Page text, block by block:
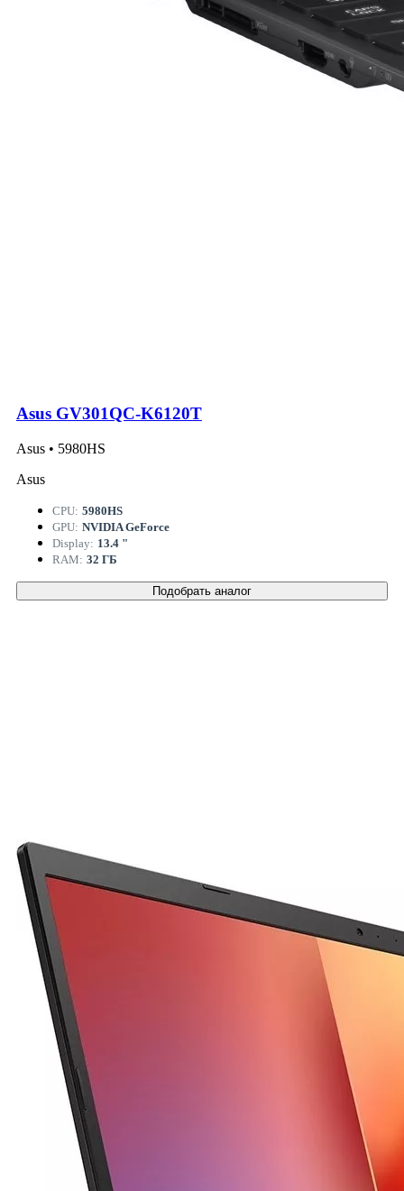
Asus GV301QC-K6120T
Asus • 5980HS
Asus
CPU: 5980HS
GPU: NVIDIA GeForce
Display: 13.4 "
RAM: 32 ГБ
Подобрать аналог